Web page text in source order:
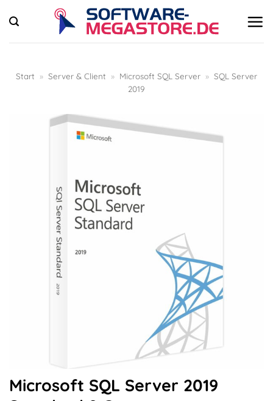
Inhalt
springen
Start » Server & Client » Microsoft SQL Server » SQL Server
2019
Microsoft SQL Server 2019